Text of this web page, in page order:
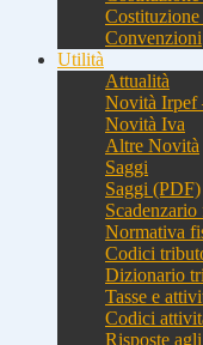
Costituzione
Convenzioni
Utilità
Attualità
Novità Irpef
Novità Iva
Altre Novità
Saggi
Saggi (PDF)
Scadenzario
Normativa
Codici
Dizionario
Tasse e
Codici
Risposte